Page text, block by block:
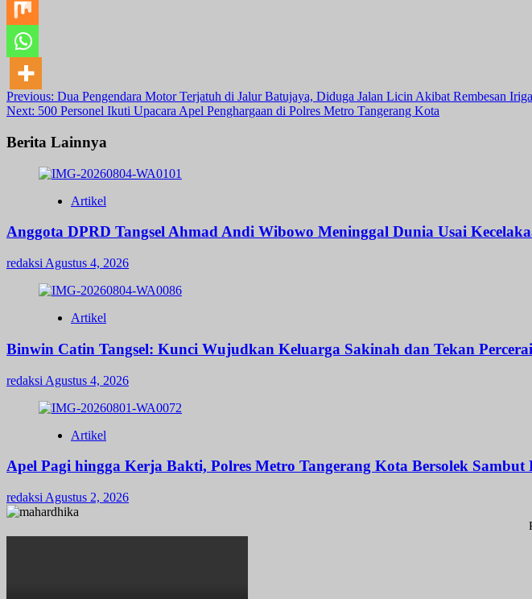
Post
navigation
Previous: Dua Pengendara Motor Terjatuh di Jalur Batujaya, Diduga Jalan Licin Akibat Rembesan
Next: 500 Personel Ikuti Upacara Apel Penghargaan di Polres Metro Tangerang Kota
Berita Lainnya
Artikel
Anggota DPRD Tangsel Ahmad Andi Wibowo Meninggal Dunia Usai
redaksi Agustus 4, 2026
Artikel
Binwin Catin Tangsel: Kunci Wujudkan Keluarga Sakinah dan Tekan
redaksi Agustus 4, 2026
Artikel
Apel Pagi hingga Kerja Bakti, Polres Metro Tangerang Kota Bersolek
redaksi Agustus 2, 2026